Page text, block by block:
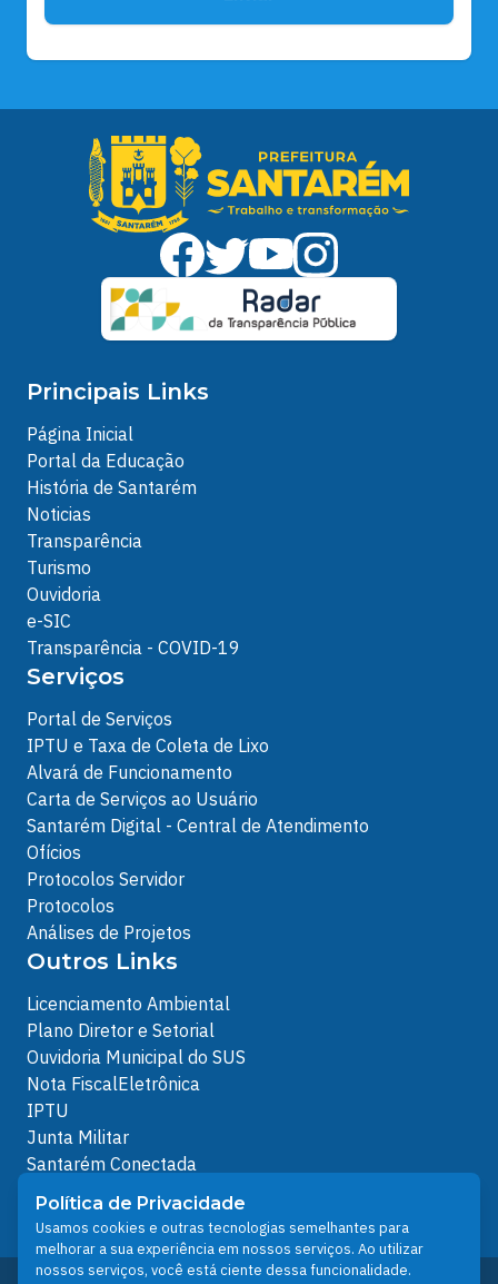
Principais Links
Página Inicial
Portal da Educação
História de Santarém
Noticias
Transparência
Turismo
Ouvidoria
e-SIC
Transparência - COVID-19
Serviços
Portal de Serviços
IPTU e Taxa de Coleta de Lixo
Alvará de Funcionamento
Carta de Serviços ao Usuário
Santarém Digital - Central de Atendimento
Ofícios
Protocolos Servidor
Protocolos
Análises de Projetos
Outros Links
Licenciamento Ambiental
Plano Diretor e Setorial
Ouvidoria Municipal do SUS
Nota FiscalEletrônica
IPTU
Junta Militar
Santarém Conectada
Política de Privacidade
People illustrations by Storyset
Política de Privacidade
Usamos cookies e outras tecnologias semelhantes para
melhorar a sua experiência em nossos serviços. Ao utilizar
nossos serviços, você está ciente dessa funcionalidade.